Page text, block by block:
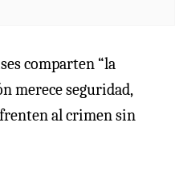
comparten “la
merece seguridad,
al crimen sin